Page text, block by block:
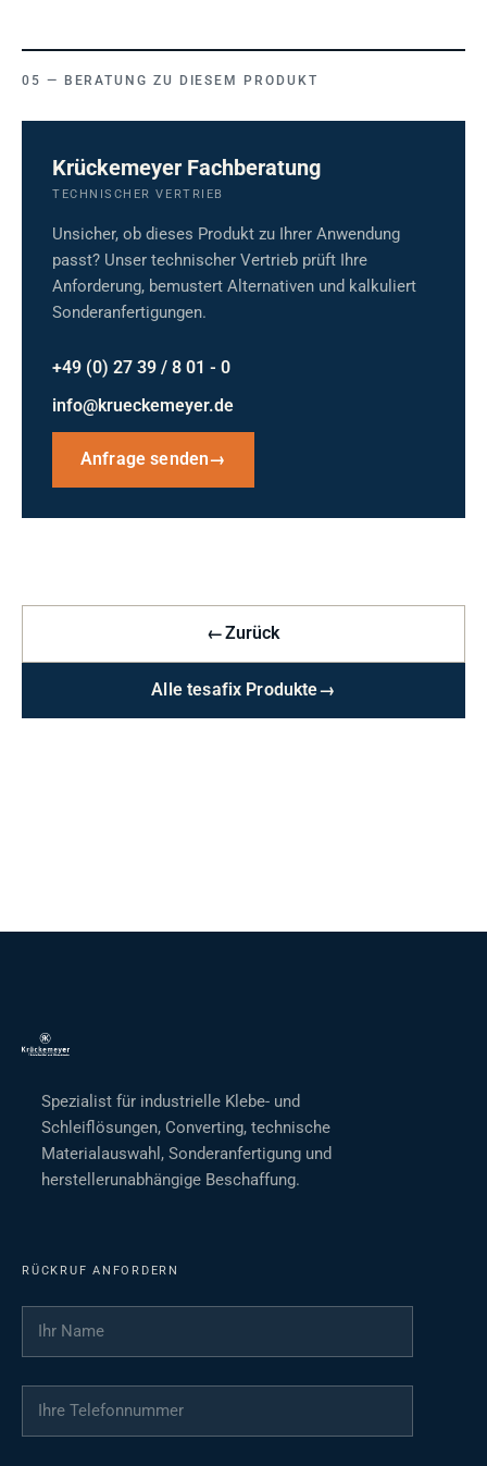
BERATUNG ZU DIESEM PRODUKT
Krückemeyer Fachberatung
TECHNISCHER VERTRIEB
Unsicher, ob dieses Produkt zu Ihrer Anwendung
passt? Unser technischer Vertrieb prüft Ihre
Anforderung, bemustert Alternativen und kalkuliert
Sonderanfertigungen.
+49 (0) 27 39 / 8 01 - 0
info@krueckemeyer.de
Anfrage senden→
←Zurück
Alle tesafix Produkte→
Spezialist für industrielle Klebe- und
Schleiflösungen, Converting, technische
Materialauswahl, Sonderanfertigung und
herstellerunabhängige Beschaffung.
RÜCKRUF ANFORDERN
Ihr Name
Ihre Telefonnummer